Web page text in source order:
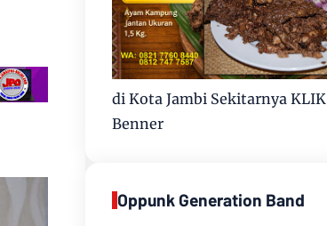
di Kota Jambi Sekitarnya KLIK
Benner
Oppunk Generation Band